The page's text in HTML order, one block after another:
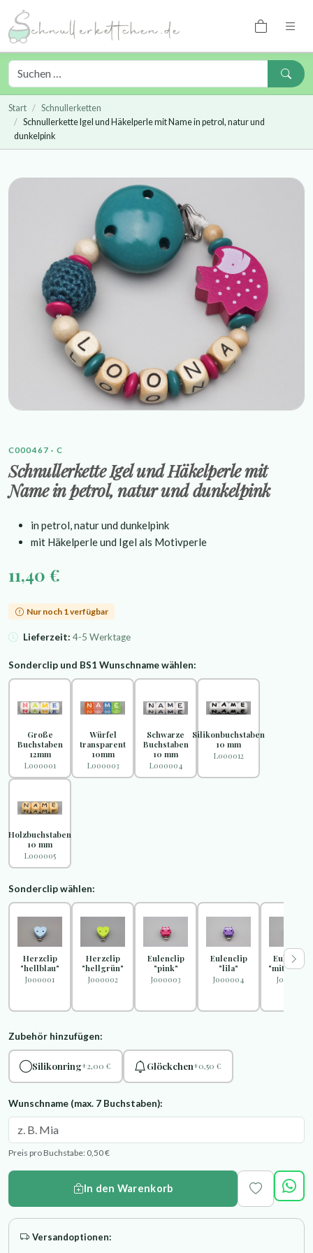
Start
Schnullerketten
Schnullerkette Igel und Häkelperle mit Name in petrol, natur und
dunkelpink
C000467 · C
Schnullerkette Igel und Häkelperle mit
Name in petrol, natur und dunkelpink
in petrol, natur und dunkelpink
mit Häkelperle und Igel als Motivperle
11,40 €
Nur noch 1 verfügbar
Lieferzeit: 4-5 Werktage
Sonderclip und BS1 Wunschname wählen:
Große
Buchstaben
12mm
L000001
Würfel
transparent
10mm
L000003
Schwarze
Buchstaben
10 mm
L000004
Silikonbuchstaben
10 mm
L000012
Holzbuchstaben
10 mm
L000005
Sonderclip wählen:
Herzclip
"hellblau"
J000001
Herzclip
"hellgrün"
J000002
Eulenclip
"pink"
J000003
Eulenclip
"lila"
J000004
Eulenclip
J000005
Zubehör hinzufügen:
Silikonring+2,00 € Glöckchen+0,50 €
Wunschname (max. 7 Buchstaben):
Preis pro Buchstabe: 0,50 €
In den Warenkorb
Versandoptionen: